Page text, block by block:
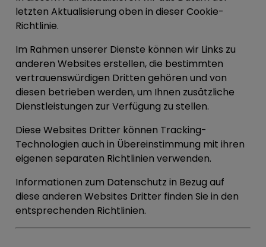
letzten Aktualisierung oben in dieser Cookie-
Richtlinie.
Im Rahmen unserer Dienste können wir Links zu
anderen Websites erstellen, die bestimmten
vertrauenswürdigen Dritten gehören und von
diesen betrieben werden, um Ihnen zusätzliche
Dienstleistungen zur Verfügung zu stellen.
Diese Websites Dritter können Tracking-
Technologien auch in Übereinstimmung mit ihren
eigenen separaten Richtlinien verwenden.
Informationen zum Datenschutz in Bezug auf
diese anderen Websites Dritter finden Sie in den
entsprechenden Richtlinien.